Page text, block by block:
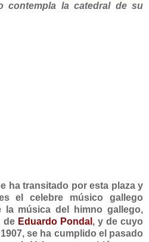
contempla la catedral de su
ha transitado por esta plaza y
el celebre músico gallego
música del himno gallego,
de Eduardo Pondal , y de cuyo
se ha cumplido el pasado